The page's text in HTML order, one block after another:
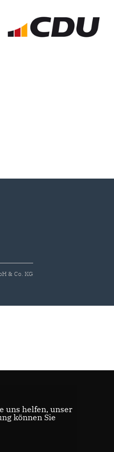
& Co. KG
uns helfen, unser
können Sie